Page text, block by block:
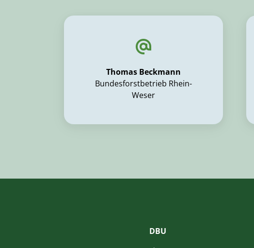
Thomas Beckmann
Bundesforstbetrieb Rhein-
Weser
DBU